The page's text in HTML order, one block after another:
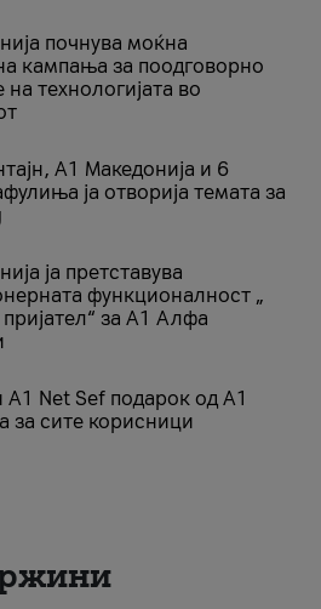
почнува моќна
кампања за поодговорно
технологијата во
A1 Македонија и 6
ја отворија темата за
ја претставува
функционалност „
за А1 Алфа
A1 Net Sеf подарок од А1
за сите корисници